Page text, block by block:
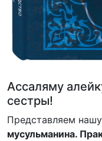
Ассаляму
сестры!
Представляем
мусульманина.